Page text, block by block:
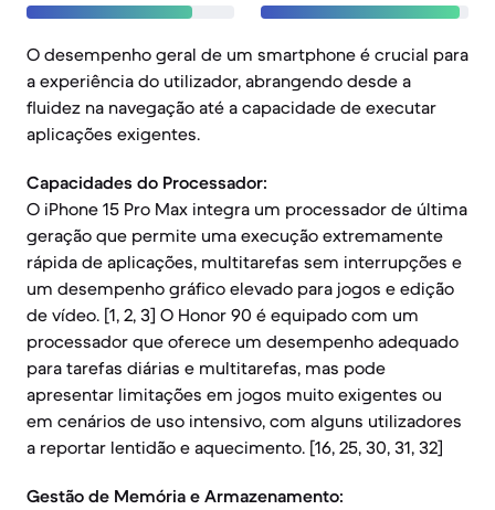
O desempenho geral de um smartphone é crucial para
a experiência do utilizador, abrangendo desde a
fluidez na navegação até a capacidade de executar
aplicações exigentes.
Capacidades do Processador:
O iPhone 15 Pro Max integra um processador de última
geração que permite uma execução extremamente
rápida de aplicações, multitarefas sem interrupções e
um desempenho gráfico elevado para jogos e edição
de vídeo. [1, 2, 3] O Honor 90 é equipado com um
processador que oferece um desempenho adequado
para tarefas diárias e multitarefas, mas pode
apresentar limitações em jogos muito exigentes ou
em cenários de uso intensivo, com alguns utilizadores
a reportar lentidão e aquecimento. [16, 25, 30, 31, 32]
Gestão de Memória e Armazenamento: